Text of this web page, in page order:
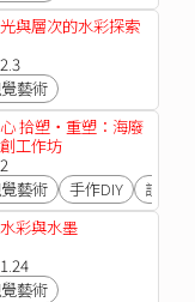
與層次的水彩探索
藝術
拾塑・重塑：海廢
工作坊
藝術 手作DIY
設計
彩與水墨
藝術